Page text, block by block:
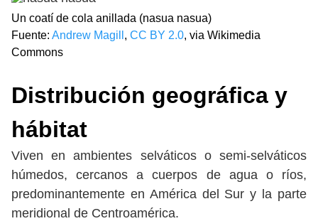
Un coatí de cola anillada (nasua nasua)
Fuente: Andrew Magill , CC BY 2.0, via Wikimedia
Commons
Distribución geográfica y
hábitat
Viven en ambientes selváticos o semi-selváticos
húmedos, cercanos a cuerpos de agua o ríos,
predominantemente en América del Sur y la parte
meridional de Centroamérica.